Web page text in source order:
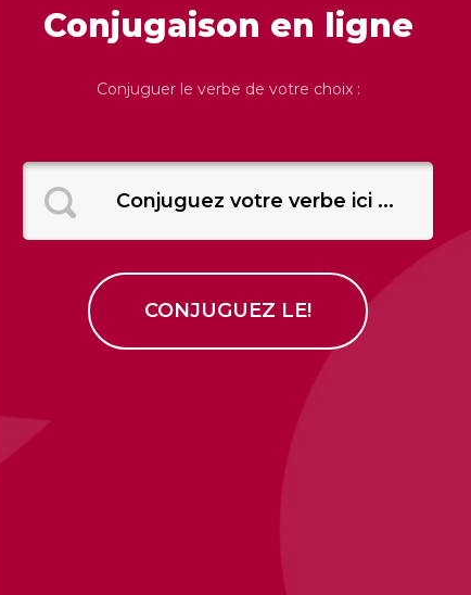
Conjugaison en ligne
Conjuguer le verbe de votre choix :